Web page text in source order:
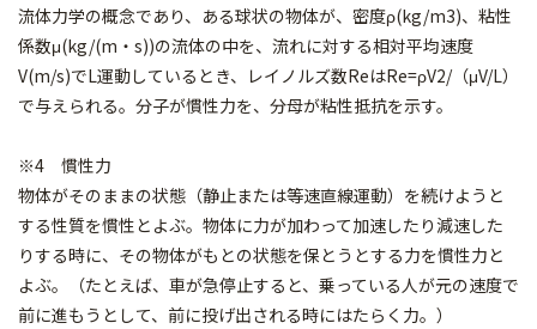
流体力学の概念であり、ある球状の物体が、密度ρ(kg/m3)、粘性
係数μ(kg/(m・s))の流体の中を、流れに対する相対平均速度
V(m/s)でL運動しているとき、レイノルズ数ReはRe=ρV2/（μV/L）
で与えられる。分子が慣性力を、分母が粘性抵抗を示す。
※4 慣性力
物体がそのままの状態（静止または等速直線運動）を続けようと
する性質を慣性とよぶ。物体に力が加わって加速したり減速した
りする時に、その物体がもとの状態を保とうとする力を慣性力と
よぶ。（たとえば、車が急停止すると、乗っている人が元の速度で
前に進もうとして、前に投げ出される時にはたらく力。）